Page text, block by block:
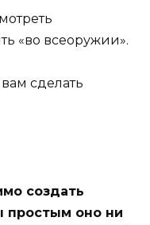
«во всеоружии».
сделать
создать
простым оно ни